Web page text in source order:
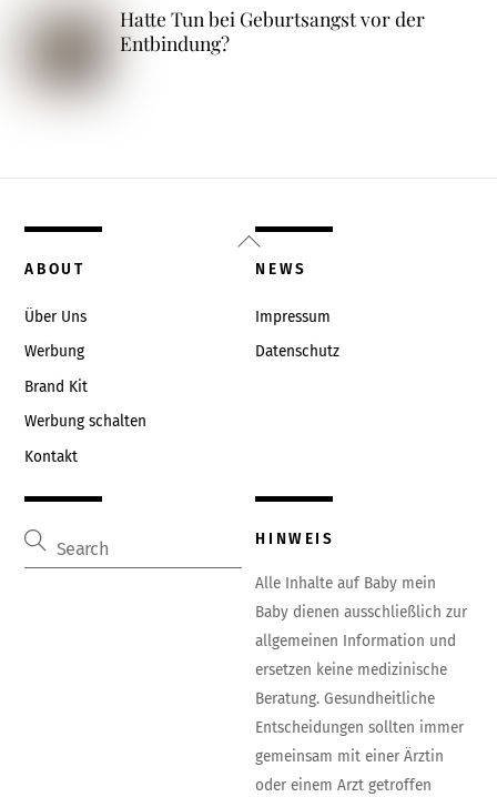
Hatte Tun bei Geburtsangst vor der
Entbindung?
Back
To
ABOUT
Über Uns
Werbung
Brand Kit
Werbung schalten
Kontakt
NEWS
Impressum
Datenschutz
HINWEIS
Alle Inhalte auf Baby mein
Baby dienen ausschließlich zur
allgemeinen Information und
ersetzen keine medizinische
Beratung. Gesundheitliche
Entscheidungen sollten immer
gemeinsam mit einer Ärztin
oder einem Arzt getroffen